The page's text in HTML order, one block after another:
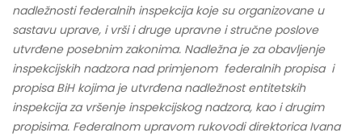
nadležnosti federalnih inspekcija koje su organizovane u
sastavu uprave, i vrši i druge upravne i stručne poslove
utvrđene posebnim zakonima. Nadležna je za obavljenje
inspekcijskih nadzora nad primjenom federalnih propisa i
propisa BiH kojima je utvrđena nadležnost entitetskih
inspekcija za vršenje inspekcijskog nadzora, kao i drugim
propisima. Federalnom upravom rukovodi direktorica Ivana